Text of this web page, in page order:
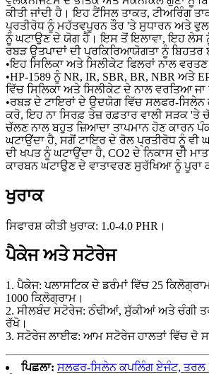
ਕੀਤੀ ਜਾਂਦੀ ਹੈ। ਇਹ ਟੈਂਸਿਲ ਤਾਕਤ, ਟੀਅਰਿੰਗ
ਪ੍ਰਤੀਰੋਧ ਨੂੰ ਮਹੱਤਵਪੂਰਨ ਤੌਰ 'ਤੇ ਸੁਧਾਰਨ ਅਤੇ
ਨੂੰ ਘਟਾਉਣ ਦੇ ਯੋਗ ਹੈ। ਇਸ ਤੋਂ ਇਲਾਵਾ, ਇਹ ਲੇਸ
ਰਬੜ ਉਤਪਾਦਾਂ ਦੀ ਪ੍ਰਕਿਰਿਆਯੋਗਤਾ ਨੂੰ ਬਿਹਤਰ
•ਇਹ ਸਿਲਿਕਾ ਅਤੇ ਸਿਲੀਕੇਟ ਫਿਲਰਾਂ ਨਾਲ
•HP-1589 ਨੂੰ NR, IR, SBR, BR, NBR ਅਤੇ
ਵਿੱਚ ਸਿਲਿਕਾ ਅਤੇ ਸਿਲੀਕੇਟ ਦੇ ਨਾਲ ਵਰਤਿਆ ਜਾ
•ਰਬੜ ਦੇ ਟਾਇਰਾਂ ਦੇ ਉਦਯੋਗ ਵਿੱਚ ਸਲਫਰ-
ਕਰੋ, ਇਹ ਨਾ ਸਿਰਫ਼ ਤੇਜ਼ ਰਫ਼ਤਾਰ ਵਾਲੀ ਸੜਕ 'ਤੇ
ਚੱਲਣ ਨਾਲ ਬਹੁਤ ਜ਼ਿਆਦਾ ਤਾਪਮਾਨ ਹੋਣ ਕਾਰਨ
ਘਟਾਉਂਦਾ ਹੈ, ਸਗੋਂ ਟਾਇਰ ਦੇ ਰੋਲ ਪ੍ਰਤੀਰੋਧ ਨੂੰ ਵੀ
ਦੀ ਖਪਤ ਨੂੰ ਘਟਾਉਂਦਾ ਹੈ, CO2 ਦੇ ਨਿਕਾਸ ਦੀ
ਕਾਰਬਨ ਘਟਾਉਣ ਦੇ ਵਾਤਾਵਰਣ ਸੁਰੱਖਿਆ ਨੂੰ ਪੂਰਾ
ਖੁਰਾਕ
ਸਿਫਾਰਸ਼ ਕੀਤੀ ਖੁਰਾਕ: 1.0-4.0 PHR।
ਪੈਕੇਜ ਅਤੇ ਸਟੋਰੇਜ
1. ਪੈਕੇਜ: ਪਲਾਸਟਿਕ ਦੇ ਡਰੰਮਾਂ ਵਿੱਚ 25
1000 ਕਿਲੋਗ੍ਰਾਮ।
2. ਸੀਲਬੰਦ ਸਟੋਰੇਜ: ਠੰਢੀਆਂ, ਸੁੱਕੀਆਂ ਅਤੇ ਚੰਗੀ
ਰੱਖੋ।
3. ਸਟੋਰੇਜ ਲਾਈਫ: ਆਮ ਸਟੋਰੇਜ ਹਾਲਤਾਂ ਵਿੱਚ ਦੋ
ਪਿਛਲਾ: ਸਲਫਰ-ਸਿਲੇਨ ਕਪਲਿੰਗ ਏਜੰਟ, ਤਰਲ